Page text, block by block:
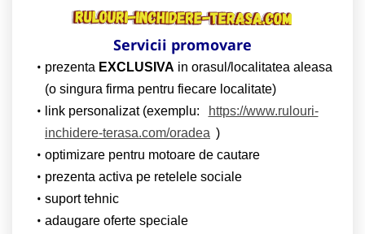
Servicii promovare
prezenta EXCLUSIVA in orasul/localitatea aleasa
(o singura firma pentru fiecare localitate)
link personalizat (exemplu:
https://www.rulouri-
inchidere-terasa.com/oradea )
optimizare pentru motoare de cautare
prezenta activa pe retelele sociale
suport tehnic
adaugare oferte speciale